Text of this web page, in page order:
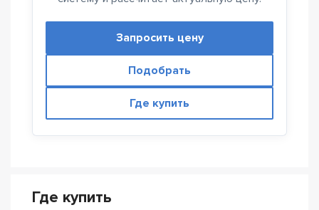
Запросить цену
Подобрать
Где купить
Где купить